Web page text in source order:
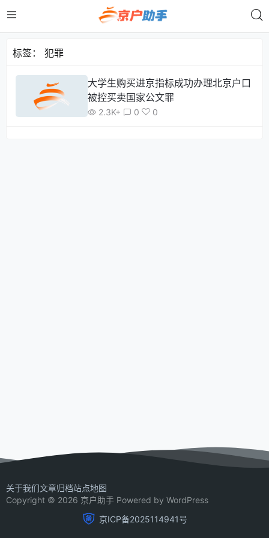
标签： 犯罪
大学生购买进京指标成功办理北京户口
被控买卖国家公文罪
2.3K+ 0 0
关于我们文章归档站点地图
Copyright © 2026 京户助手 Powered by WordPress
京ICP备2025114941号